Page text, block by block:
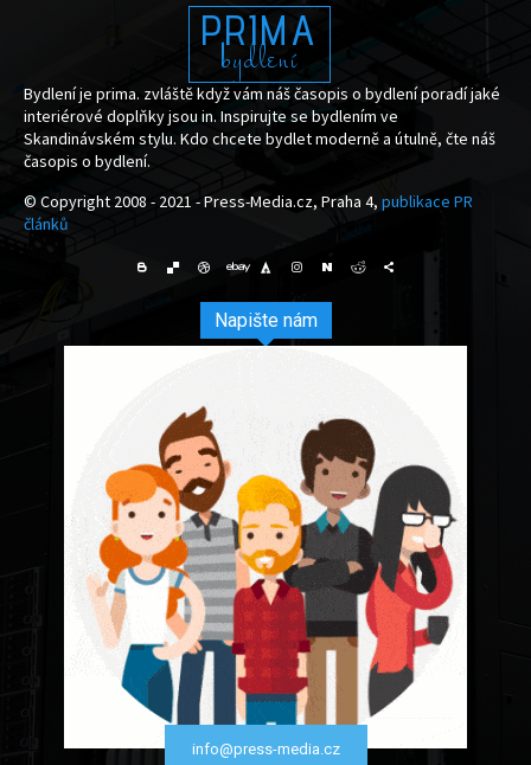
PRIMA
bydlení
Bydlení je prima. zvláště když vám náš časopis o bydlení poradí jaké
interiérové doplňky jsou in. Inspirujte se bydlením ve
Skandinávském stylu. Kdo chcete bydlet moderně a útulně, čte náš
časopis o bydlení.
© Copyright 2008 - 2021 - Press-Media.cz, Praha 4, publikace PR
článků
Napište nám
info@press-media.cz